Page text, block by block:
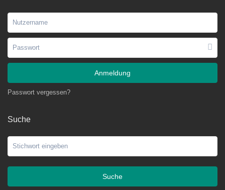
Anmeldung
Passwort vergessen?
Suche
Suche